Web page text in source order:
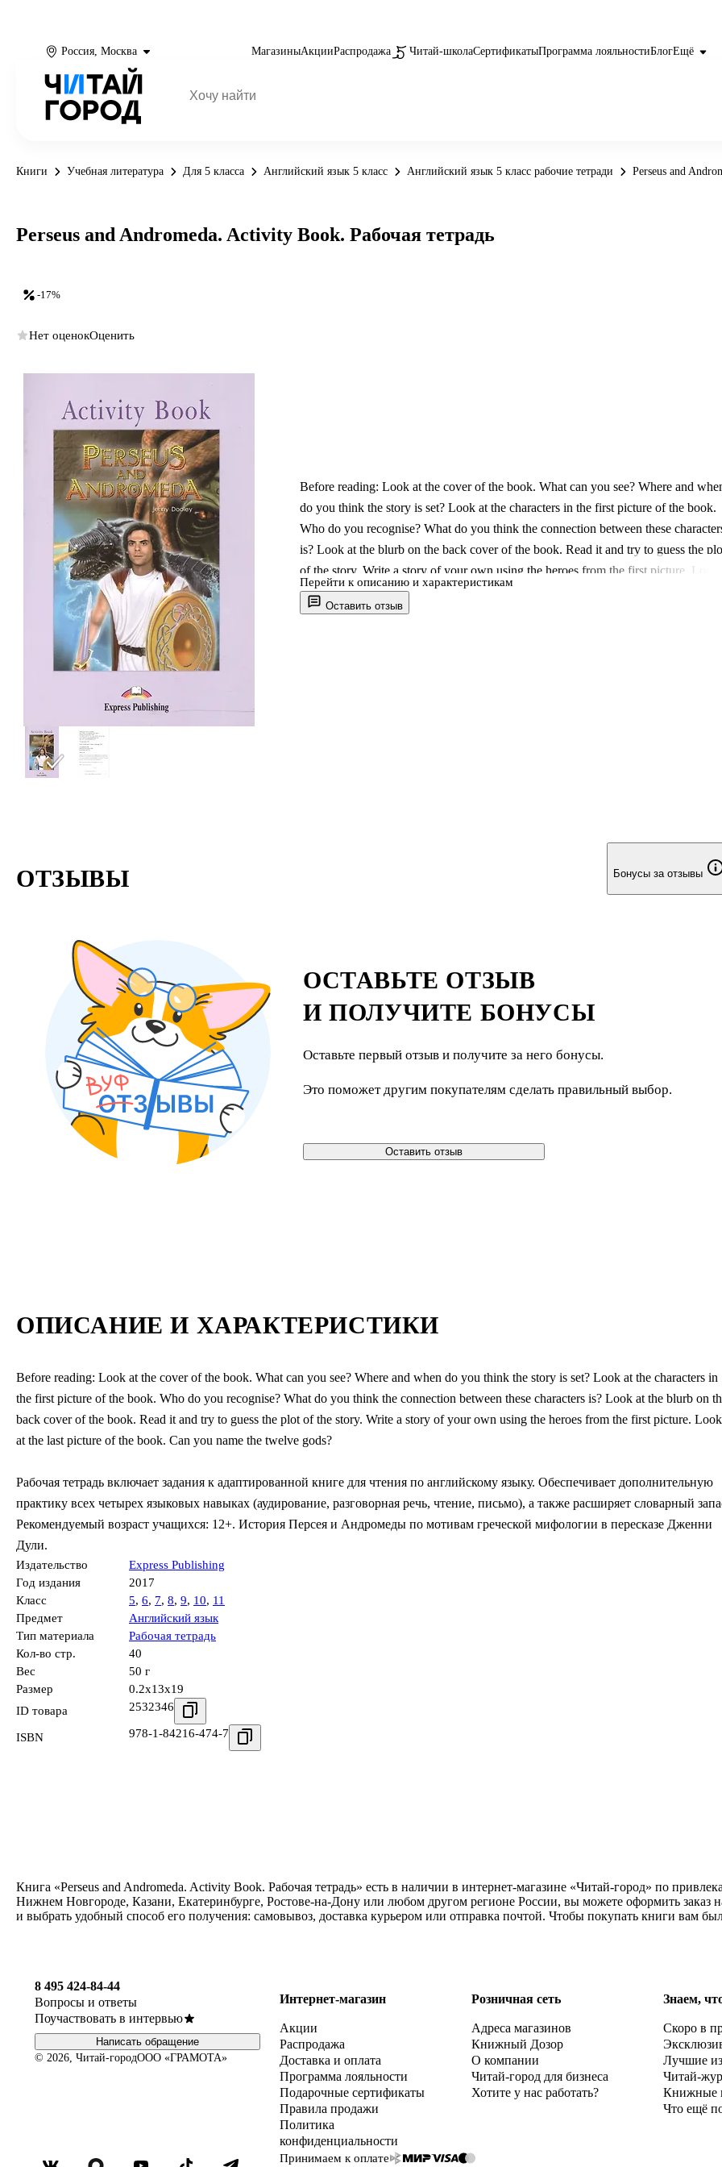
Россия, Москва МагазиныАкцииРаспродажа Читай-школаСертификатыПрограмма лояльностиБлогЕщё
Книги Учебная литература Для 5 класса Английский язык 5 класс Английский язык 5 класс рабочие тетради Perseus and
Оставить отзыв
Before reading: Look at the cover of the book. What can you see? Where and
do you think the story is set? Look at the characters in the first picture of the book.
Who do you recognise? What do you think the connection between these
is? Look at the blurb on the back cover of the book. Read it and try to guess the
of the story. Write a story of your own using the heroes from the first picture. Look
the last picture of the book. Can you name the twelve gods?
Перейти к описанию и характеристикам
-17%
Perseus and Andromeda. Activity Book. Рабочая тетрадь
Нет оценокОценить
ОПИСАНИЕ И ХАРАКТЕРИСТИКИ
Before reading: Look at the cover of the book. What can you see? Where and when do you think the story is set? Look at the characters in
the first picture of the book. Who do you recognise? What do you think the connection between these characters is? Look at the blurb on
back cover of the book. Read it and try to guess the plot of the story. Write a story of your own using the heroes from the first picture. Look
at the last picture of the book. Can you name the twelve gods?
Рабочая тетрадь включает задания к адаптированной книге для чтения по английскому языку. Обеспечивает дополнительную
практику всех четырех языковых навыках (аудирование, разговорная речь, чтение, письмо), а также расширяет словарный
Рекомендуемый возраст учащихся: 12+. История Персея и Андромеды по мотивам греческой мифологии в пересказе Дженни
Дули.
Издательство
Express Publishing
Год издания
2017
Класс
5, 6, 7, 8, 9, 10, 11
Предмет
Английский язык
Тип материала
Рабочая тетрадь
Кол-во стр.
40
Вес
50 г
Размер
0.2x13x19
ID товара
2532346
ISBN 978-1-84216-474-7
ОТЗЫВЫ Бонусы за отзывы
ОСТАВЬТЕ ОТЗЫВ
И ПОЛУЧИТЕ БОНУСЫ
Оставьте первый отзыв и получите за него бонусы.
Это поможет другим покупателям сделать правильный выбор.
Оставить отзыв
Книга «Perseus and Andromeda. Activity Book. Рабочая тетрадь» есть в наличии в интернет-магазине «Читай-город» по
Нижнем Новгороде, Казани, Екатеринбурге, Ростове-на-Дону или любом другом регионе России, вы можете оформить заказ
и выбрать удобный способ его получения: самовывоз, доставка курьером или отправка почтой. Чтобы покупать книги вам
8 495 424-84-44
Вопросы и ответы
Поучаствовать в интервью
Написать обращение
© 2026, Читай-городООО «ГРАМОТА»
Интернет-магазин
Акции
Распродажа
Доставка и оплата
Программа лояльности
Подарочные сертификаты
Правила продажи
Политика
конфиденциальности
Розничная сеть
Адреса магазинов
Книжный Дозор
О компании
Читай-город для бизнеса
Хотите у нас работать?
Знаем,
Скоро в
Лучшие
Читай-
Книжные
Что ещё
Принимаем к оплате